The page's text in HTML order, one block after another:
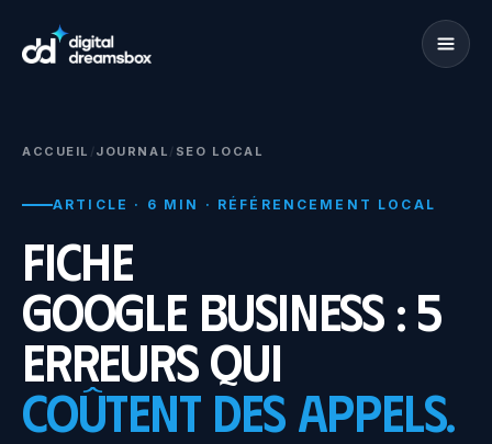
ACCUEIL / JOURNAL / SEO LOCAL
ARTICLE · 6 MIN · RÉFÉRENCEMENT LOCAL
Fiche
Google Business : 5
erreurs qui
coûtent des appels.